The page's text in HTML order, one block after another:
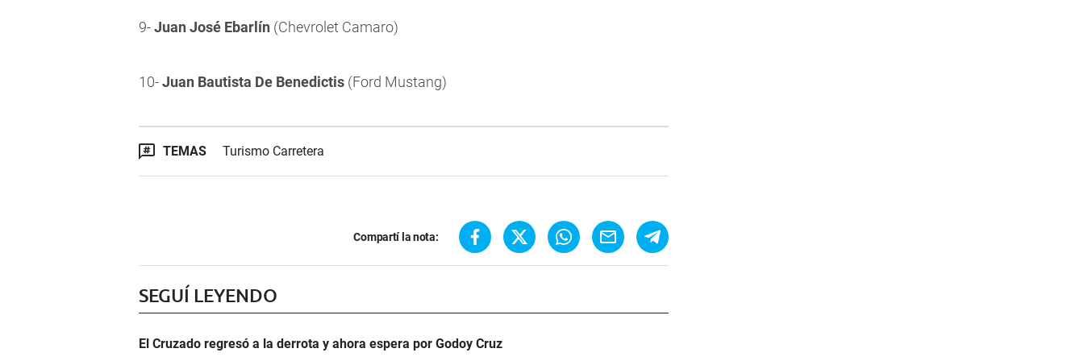
9-Juan José Ebarlín (Chevrolet Camaro)
10-Juan Bautista De Benedictis (Ford Mustang)
TEMAS Turismo Carretera
Compartí la nota:
SEGUÍ LEYENDO
El Cruzado regresó a la derrota y ahora espera por Godoy Cruz